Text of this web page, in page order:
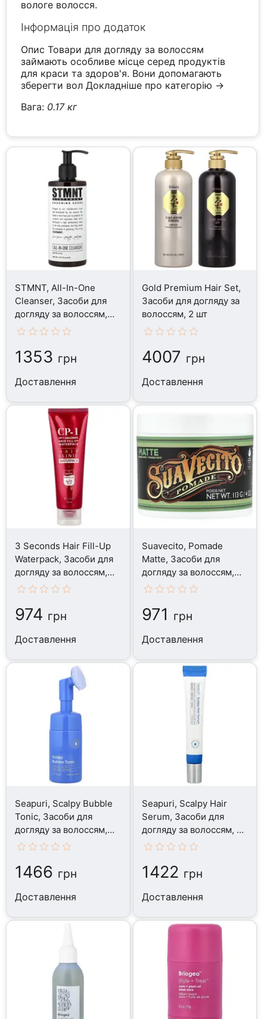
вологе волосся.
Інформація про додаток
Опис Товари для догляду за волоссям
займають особливе місце серед продуктів
для краси та здоров'я. Вони допомагають
зберегти волДокладніше про категорію →
Вага: 0.17 кг
STMNT, All-In-One
Cleanser, Засоби для
догляду за волоссям,
300 мл
1353 грн
Доставлення
Gold Premium Hair Set,
Засоби для догляду за
волоссям, 2 шт
4007 грн
Доставлення
3 Seconds Hair Fill-Up
Waterpack, Засоби для
догляду за волоссям,
120 мл
974 грн
Доставлення
Suavecito, Pomade
Matte, Засоби для
догляду за волоссям,
114 г
971 грн
Доставлення
Seapuri, Scalpy Bubble
Tonic, Засоби для
догляду за волоссям,
100 мл
1466 грн
Доставлення
Seapuri, Scalpy Hair
Serum, Засоби для
догляду за волоссям, 20
мл
1422 грн
Доставлення